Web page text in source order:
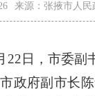
来源：张掖市人民
22日，市委
政府副市长